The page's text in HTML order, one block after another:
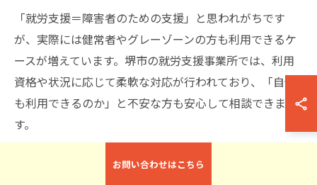
「就労支援＝障害者のための支援」と思われがちです
が、実際には健常者やグレーゾーンの方も利用できるケ
ースが増えています。堺市の就労支援事業所では、利用
資格や状況に応じて柔軟な対応が行われており、「自分
も利用できるのか」と不安な方も安心して相談できま
す。
まなくてよい」「周囲と比べず自分のペースで進める」
お問い合わせはこちら